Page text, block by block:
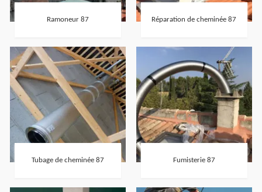
Ramoneur 87 Réparation de cheminée 87
Tubage de cheminée 87 Fumisterie 87